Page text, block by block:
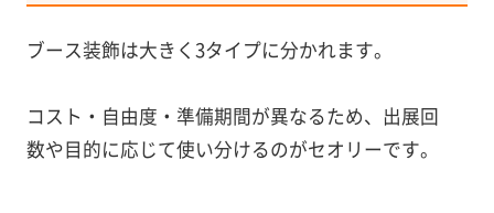
ブース装飾は大きく3タイプに分かれます。
コスト・自由度・準備期間が異なるため、出展回
数や目的に応じて使い分けるのがセオリーです。